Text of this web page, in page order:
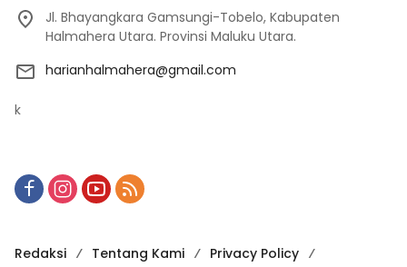
Jl. Bhayangkara Gamsungi-Tobelo, Kabupaten
Halmahera Utara. Provinsi Maluku Utara.
harianhalmahera@gmail.com
k
Redaksi Tentang Kami Privacy Policy